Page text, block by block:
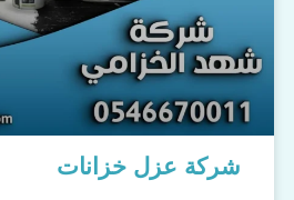
شركة عزل خزانات